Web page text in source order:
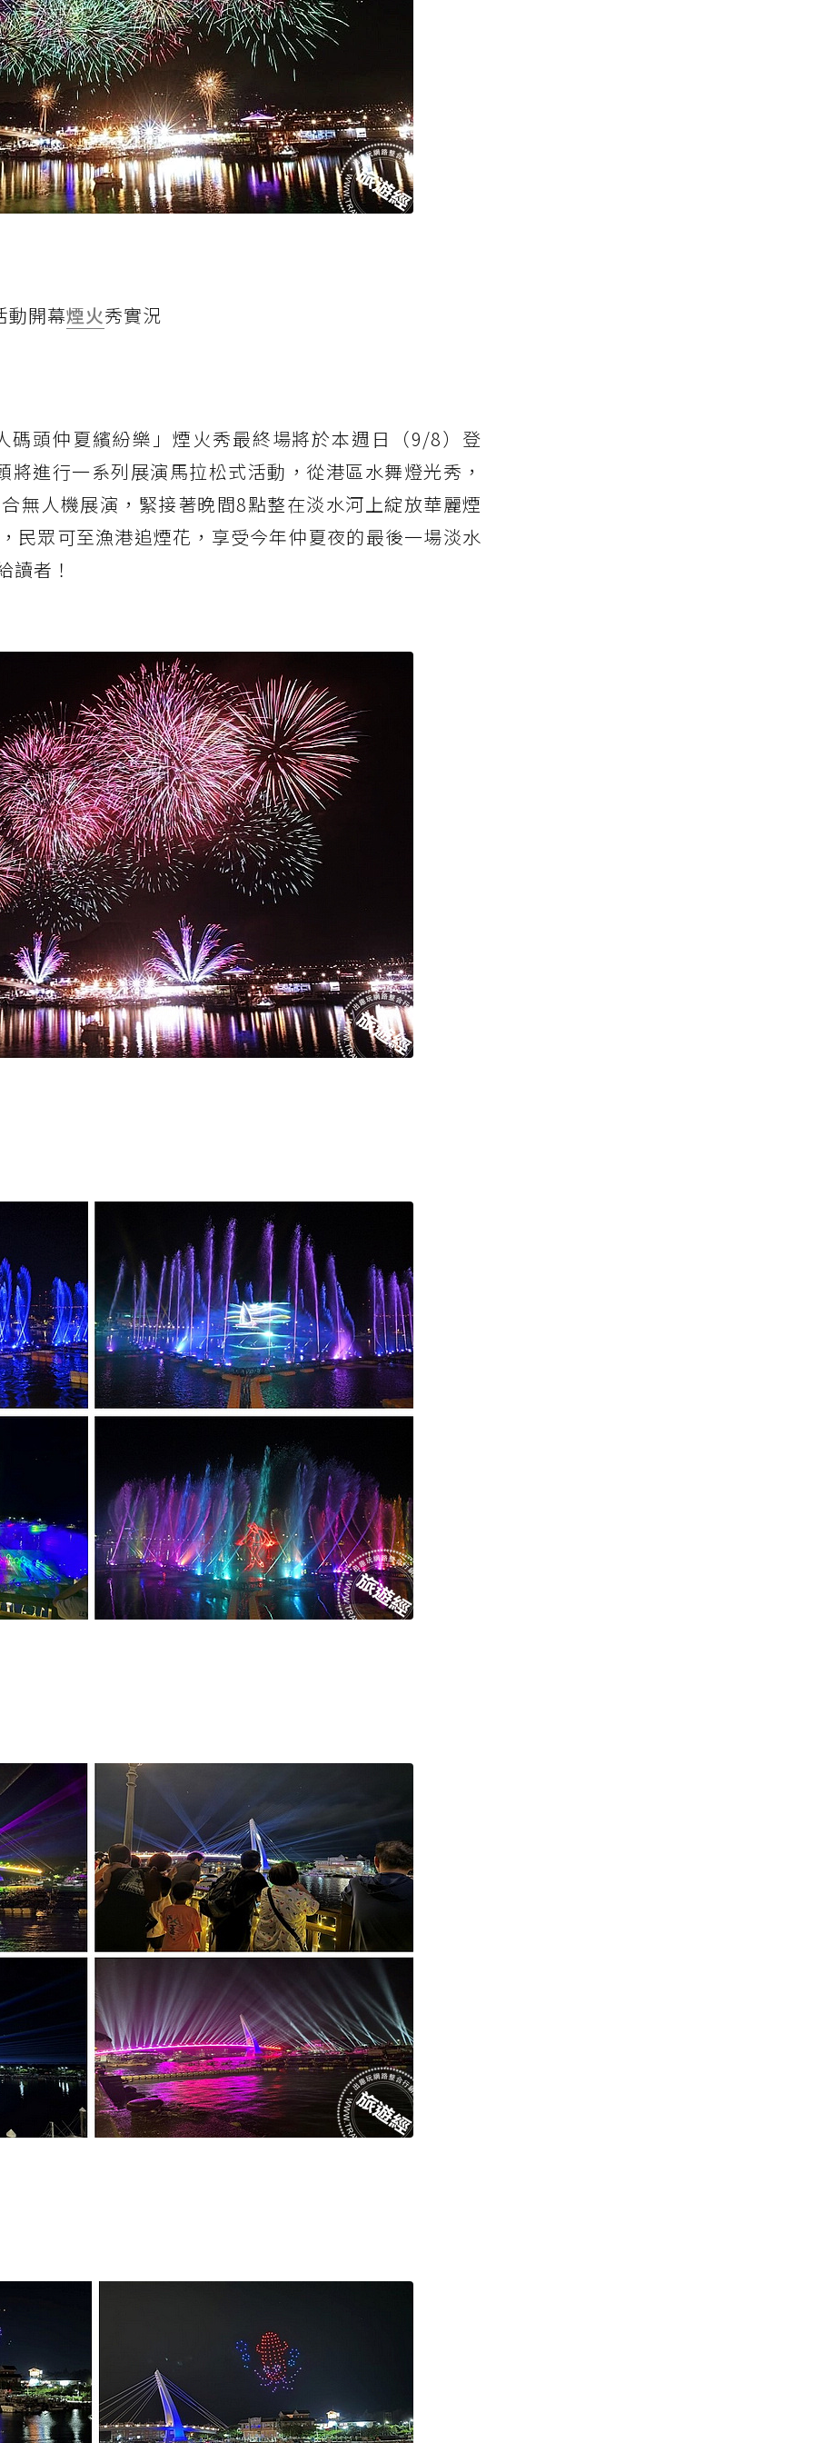
動開幕煙火秀實況
碼頭仲夏繽紛樂」煙火秀最終場將於本週日（9/8）登
進行一系列展演馬拉松式活動，從港區水舞燈光秀，
無人機展演，緊接著晚間8點整在淡水河上綻放華麗煙
民眾可至漁港追煙花，享受今年仲夏夜的最後一場淡水
讀者！